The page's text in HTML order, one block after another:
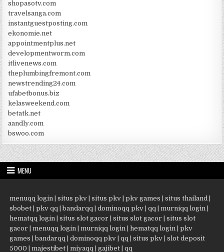
shopasotv.com
travelsanga.com
instantguestposting.com
ekonomie.net
appointmentplus.net
developmentworm.com
itlivenews.com
theplumbingfremont.com
newstrending24.com
ufabetbonus.biz
kelasweekend.com
betatk.net
aandly.com
bswoo.com
MENU
menuqq login |situs pkv |situs pkv |pkv games |situs thailand
sbobet |pkv qq |bandarqq |dominoqq pkv |qq |murniqq login
hematqq login |situs slot gacor |situs slot gacor |situs slot
gacor |menuqq login |murniqq login |hematqq login |pkv
games |bandarqq |dominoqq pkv |qq |situs pkv |slot deposit
5000 |majestibet |miyaqq |gajibet |qq